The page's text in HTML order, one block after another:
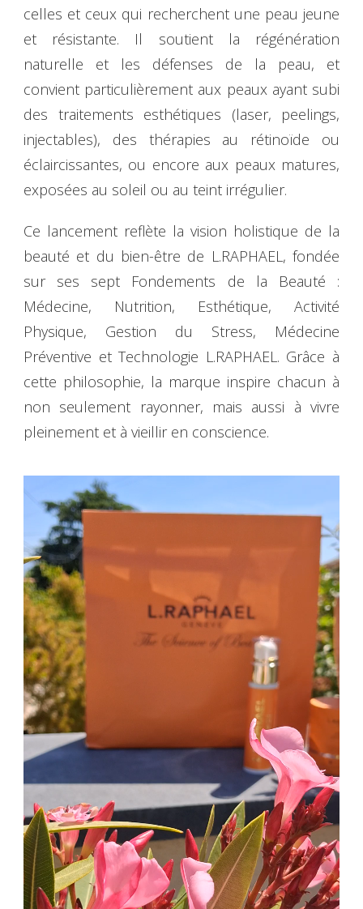
celles et ceux qui recherchent une peau jeune
et résistante. Il soutient la régénération
naturelle et les défenses de la peau, et
convient particulièrement aux peaux ayant subi
des traitements esthétiques (laser, peelings,
injectables), des thérapies au rétinoïde ou
éclaircissantes, ou encore aux peaux matures,
exposées au soleil ou au teint irrégulier.
Ce lancement reflète la vision holistique de la
beauté et du bien-être de L.RAPHAEL, fondée
sur ses sept Fondements de la Beauté :
Médecine, Nutrition, Esthétique, Activité
Physique, Gestion du Stress, Médecine
Préventive et Technologie L.RAPHAEL. Grâce à
cette philosophie, la marque inspire chacun à
non seulement rayonner, mais aussi à vivre
pleinement et à vieillir en conscience.